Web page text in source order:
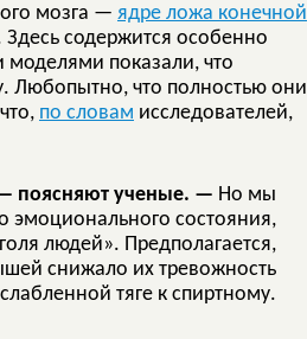
мозга — ядре ложа конечной
содержится особенно
моделями показали, что
Любопытно, что полностью они
по словам исследователей,
поясняют ученые. — Но мы
эмоционального состояния,
людей». Предполагается,
снижало их тревожность
тяге к спиртному.